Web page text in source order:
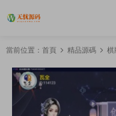
當前位置： 首頁 精品源碼 棋